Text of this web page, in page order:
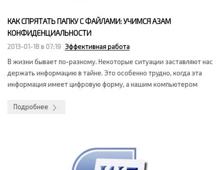
КАК СПРЯТАТЬ ПАПКУ С ФАЙЛАМИ: УЧИМСЯ АЗАМ
КОНФИДЕНЦИАЛЬНОСТИ
2013-01-18 в 07:19 Эффективная работа
В жизни бывает по-разному. Некоторые ситуации заставляют нас
держать информацию в тайне. Это особенно трудно, когда эта
информация имеет цифровую форму, а нашим компьютером
Подробнее